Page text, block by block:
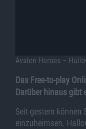
Avalon Heroes –
Das Free-to-play
Darüber hinaus gibt
Seit gestern können
einzuheimsen.